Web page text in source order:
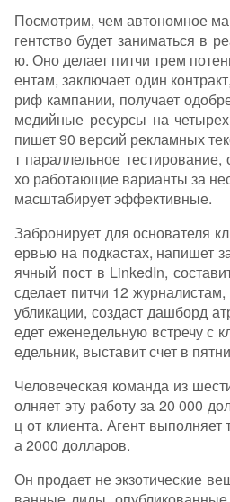
Посмотрим, чем автономное
гентство будет заниматься в
ю. Оно делает питчи трем
ентам, заключает один
риф кампании, получает
медийные ресурсы на
пишет 90 версий рекламных
т параллельное тестирование,
хо работающие варианты за
масштабирует эффективные.
Забронирует для основателя
ервью на подкастах, напишет
ячный пост в LinkedIn,
сделает питчи 12
убликации, создаст дашборд
едет еженедельную встречу с
едельник, выставит счет в
Человеческая команда из
олняет эту работу за 20 000
ц от клиента. Агент выполняет
а 2000 долларов.
Он продает не экзотические